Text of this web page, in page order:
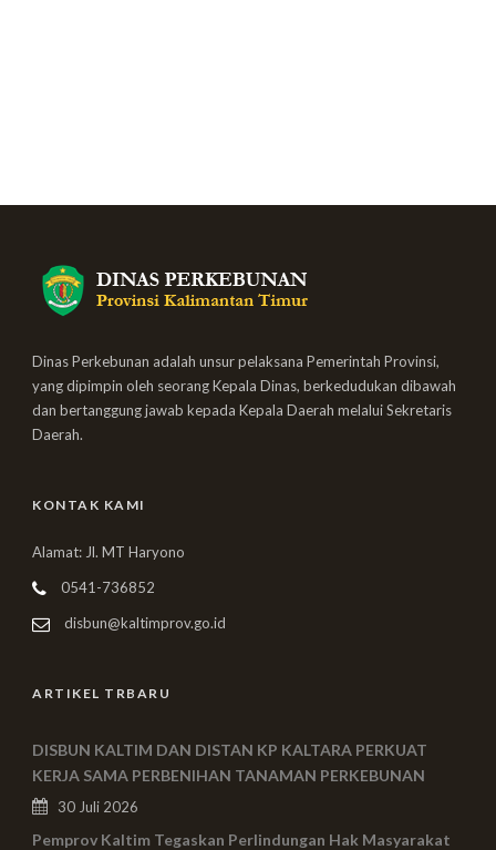
Dinas Perkebunan adalah unsur pelaksana Pemerintah Provinsi,
yang dipimpin oleh seorang Kepala Dinas, berkedudukan dibawah
dan bertanggung jawab kepada Kepala Daerah melalui Sekretaris
Daerah.
KONTAK KAMI
Alamat: Jl. MT Haryono
0541-736852
disbun@kaltimprov.go.id
ARTIKEL TRBARU
DISBUN KALTIM DAN DISTAN KP KALTARA PERKUAT
KERJA SAMA PERBENIHAN TANAMAN PERKEBUNAN
30 Juli 2026
Pemprov Kaltim Tegaskan Perlindungan Hak Masyarakat